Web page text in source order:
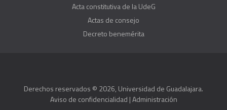
Acta constitutiva de la UdeG
Actas de consejo
Decreto benemérita
Derechos reservados © 2026, Universidad de Guadalajara.
Aviso de confidencialidad |Administración